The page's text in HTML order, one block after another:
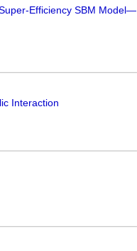
Efficiency SBM Model—
Interaction